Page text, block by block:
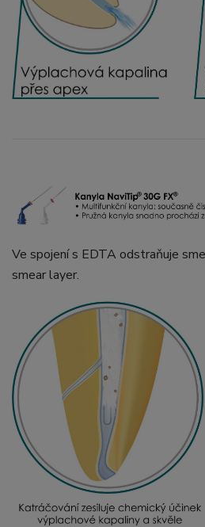
Ve spojení s EDTA odstraňuje
smear layer.